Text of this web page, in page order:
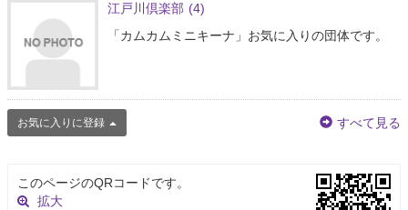
江戸川倶楽部 (4)
「カムカムミニキーナ」お気に入りの団体です。
お気に入りに登録 すべて見る
このページのQRコードです。
拡大